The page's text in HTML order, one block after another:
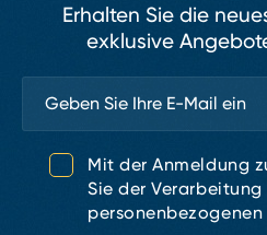
Erhalten Sie die
exklusive
Mit der Anmeldung
Sie der Verarbeitung
personenbezogenen